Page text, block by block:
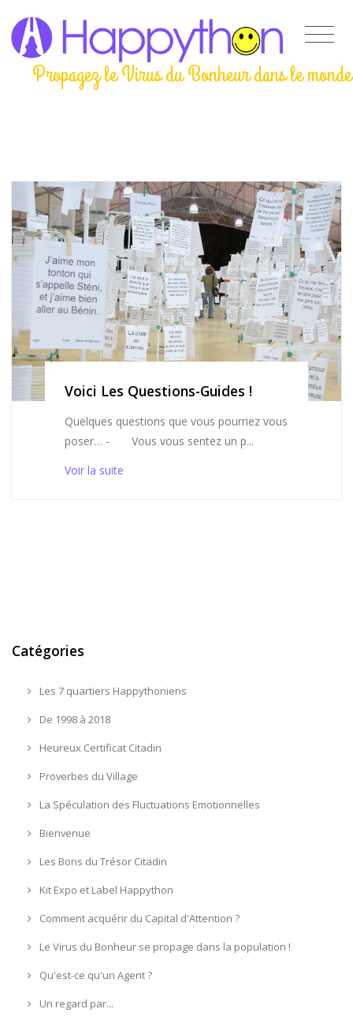
Propagez le Virus du Bonheur dans le monde
Voici Les Questions-Guides !
Quelques questions que vous pourriez vous
poser… - Vous vous sentez un p...
Voir la suite
Catégories
Les 7 quartiers Happythoniens
De 1998 à 2018
Heureux Certificat Citadin
Proverbes du Village
La Spéculation des Fluctuations Emotionnelles
Bienvenue
Les Bons du Trésor Citadin
Kit Expo et Label Happython
Comment acquérir du Capital d'Attention ?
Le Virus du Bonheur se propage dans la population !
Qu'est-ce qu'un Agent ?
Un regard par...